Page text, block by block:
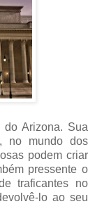
Arizona. Sua
no mundo dos
podem criar
pressente o
traficantes no
lo ao seu